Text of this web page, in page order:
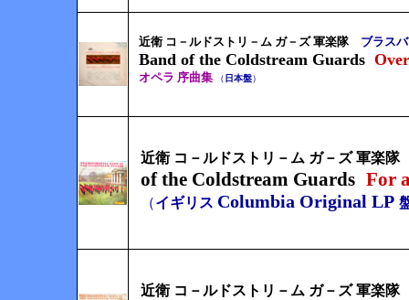
近衛 コ－ルドストリ－ム ガ－ズ 軍楽隊ブラスバ
Band of the Coldstream Guards
オペラ 序曲集 （ 日本盤）
近衛 コ－ルドストリ－ム ガ－ズ 軍楽隊
of the Coldstream Guards For
（イギリス Columbia Original LP
近衛 コ－ルドストリ－ム ガ－ズ 軍楽隊